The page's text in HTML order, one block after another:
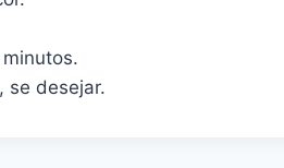
se desejar.